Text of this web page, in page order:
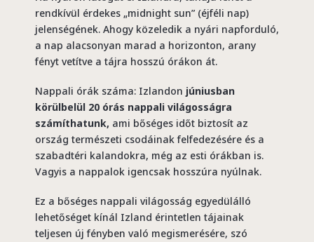
rendkívül érdekes „midnight sun” (éjféli nap)
jelenségének. Ahogy közeledik a nyári napforduló,
a nap alacsonyan marad a horizonton, arany
fényt vetítve a tájra hosszú órákon át.
Nappali órák száma: Izlandon júniusban
körülbelül 20 órás nappali világosságra
számíthatunk, ami bőséges időt biztosít az
ország természeti csodáinak felfedezésére és a
szabadtéri kalandokra, még az esti órákban is.
Vagyis a nappalok igencsak hosszúra nyúlnak.
Ez a bőséges nappali világosság egyedülálló
lehetőséget kínál Izland érintetlen tájainak
teljesen új fényben való megismerésére, szó